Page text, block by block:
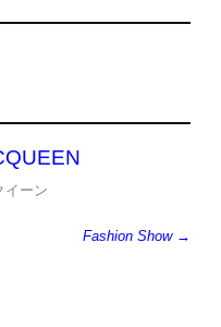
イーン
Fashion Show →